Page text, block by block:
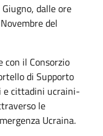
dalle ore
del
con il Consorzio
di Supporto
e cittadini ucraini-
le
Ucraina.